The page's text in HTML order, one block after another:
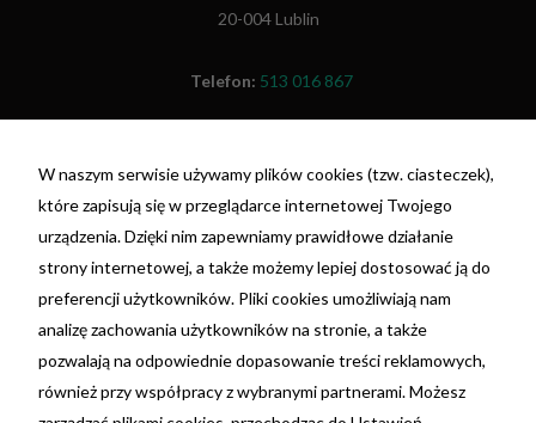
20-004 Lublin
Telefon: 513 016 867
NIP: 7692055698
REGON: 381396675
nr konta: 29 1020 3150 0000 3202 0110 4199 -
PKO BP
Ta strona korzysta z plików cookie. Używając tej
strony wyrażasz zgodę na używanie plików
W naszym serwisie używamy plików cookies (tzw. ciasteczek),
które zapisują się w przeglądarce internetowej Twojego
urządzenia. Dzięki nim zapewniamy prawidłowe działanie
strony internetowej, a także możemy lepiej dostosować ją do
preferencji użytkowników. Pliki cookies umożliwiają nam
analizę zachowania użytkowników na stronie, a także
pozwalają na odpowiednie dopasowanie treści reklamowych,
również przy współpracy z wybranymi partnerami. Możesz